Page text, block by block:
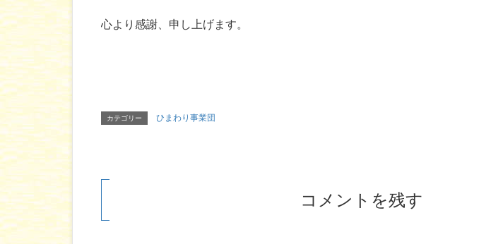
心より感謝、申し上げます。
カテゴリー ひまわり事業団
コメントを残す